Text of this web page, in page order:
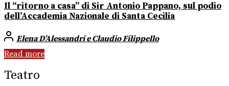
Il “ritorno a casa” di Sir Antonio Pappano, sul podio
dell’Accademia Nazionale di Santa Cecilia
Elena D’Alessandri e Claudio Filippello
Read more
Teatro